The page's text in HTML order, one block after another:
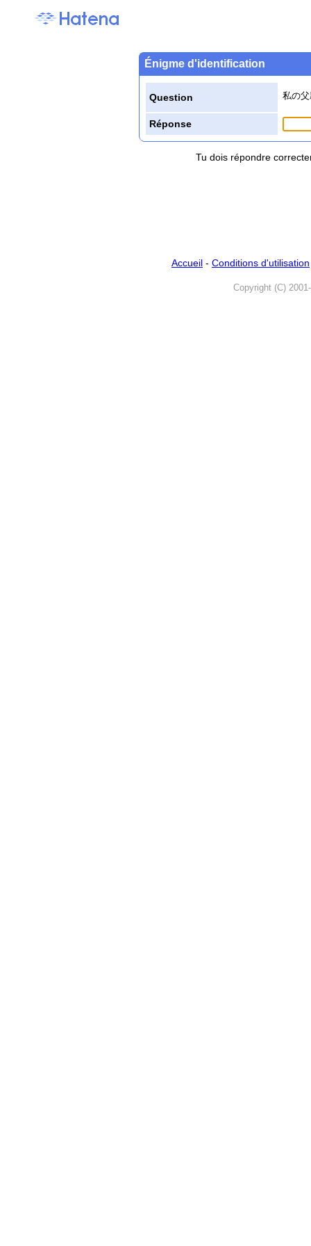
Énigme d'identification
Question 私の
Réponse
Tu dois répondre
Accueil - Conditions d'utilisation
Copyright (C)